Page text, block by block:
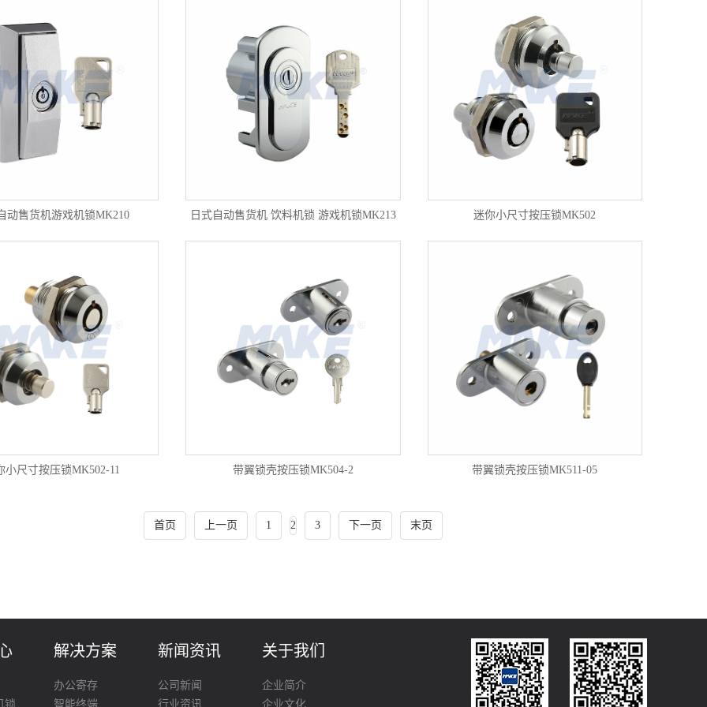
动售货机游戏机锁MK210 日式自动售货机 饮料机锁 游戏机锁MK213 迷你小尺寸按压锁MK502
小尺寸按压锁MK502-11 带翼锁壳按压锁MK504-2 带翼锁壳按压锁MK511-05
首页 上一页 1 2 3 下一页 末页
锁
解决方案
办公寄存
智能终端
新闻资讯
公司新闻
行业资讯
关于我们
企业简介
企业文化